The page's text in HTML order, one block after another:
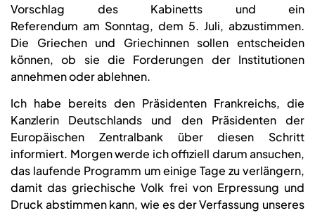
Vorschlag des Kabinetts und ein
Referendum am Sonntag, dem 5. Juli, abzustimmen.
Die Griechen und Griechinnen sollen entscheiden
können, ob sie die Forderungen der Institutionen
annehmen oder ablehnen.
Ich habe bereits den Präsidenten Frankreichs, die
Kanzlerin Deutschlands und den Präsidenten der
Europäischen Zentralbank über diesen Schritt
informiert. Morgen werde ich offiziell darum ansuchen,
das laufende Programm um einige Tage zu verlängern,
damit das griechische Volk frei von Erpressung und
Druck abstimmen kann, wie es der Verfassung unseres